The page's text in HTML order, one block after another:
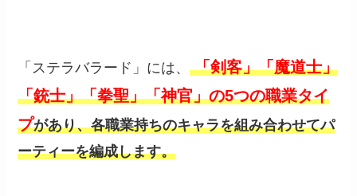
「ステラバラード」には、「剣客」「魔道士」
「銃士」「拳聖」「神官」の5つの職業タイ
プがあり、各職業持ちのキャラを組み合わせてパ
ーティーを編成します。